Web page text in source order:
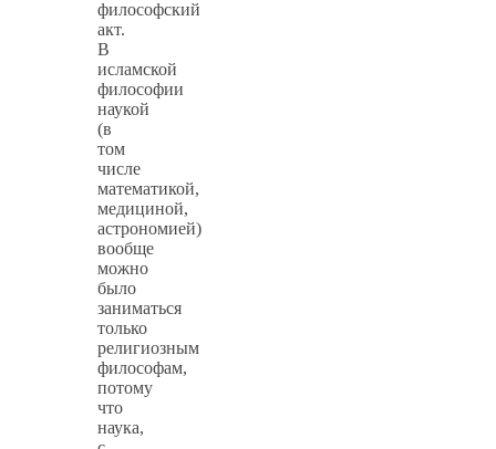
философский
акт.
В
исламской
философии
наукой
(в
том
числе
математикой,
медициной,
астрономией)
вообще
можно
было
заниматься
только
религиозным
философам,
потому
что
наука,